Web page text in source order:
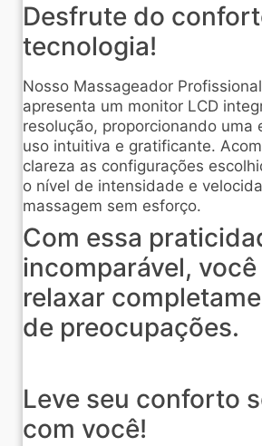
Desfrute do
tecnologia!
Nosso Massageador
apresenta um monitor LCD
resolução, proporcionando uma
uso intuitiva e gratificante.
clareza as configurações
o nível de intensidade e
massagem sem esforço.
Com essa
incomparável,
relaxar
de preocupações.
Leve seu conforto
com você!